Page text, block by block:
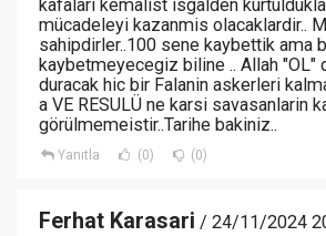
kafalari kemalist isgalden
mücadeleyi kazanmis olacaklardir..
sahipdirler..100 sene kaybettik ama
kaybetmeyecegiz biline .. Allah "OL"
duracak hic bir Falanin askerleri
a VE RESULÜ ne karsi savasanlarin
görülmemeistir..Tarihe bakiniz..
Yanıtla (0) (0)
Ferhat Karasari / 24/11/2024